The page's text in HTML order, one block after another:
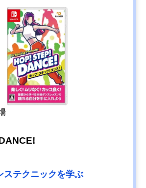
ステクニックを学ぶ